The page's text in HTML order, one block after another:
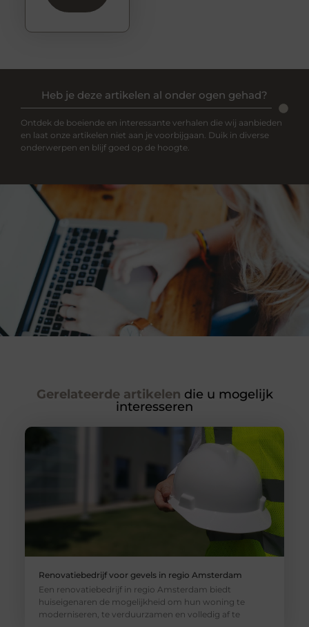
Heb je deze artikelen al onder ogen gehad?
Ontdek de boeiende en interessante verhalen die wij aanbieden
en laat onze artikelen niet aan je voorbijgaan. Duik in diverse
onderwerpen en blijf goed op de hoogte.
Gerelateerde artikelen die u mogelijk
interesseren
Renovatiebedrijf voor gevels in regio Amsterdam
Een renovatiebedrijf in regio Amsterdam biedt
huiseigenaren de mogelijkheid om hun woning te
moderniseren, te verduurzamen en volledig af te